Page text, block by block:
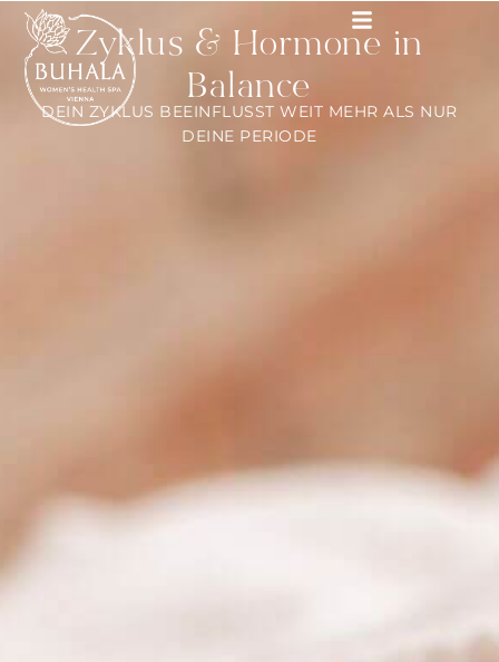
Zyklus & Hormone in
Balance
DEIN ZYKLUS BEEINFLUSST WEIT MEHR ALS NUR
DEINE PERIODE